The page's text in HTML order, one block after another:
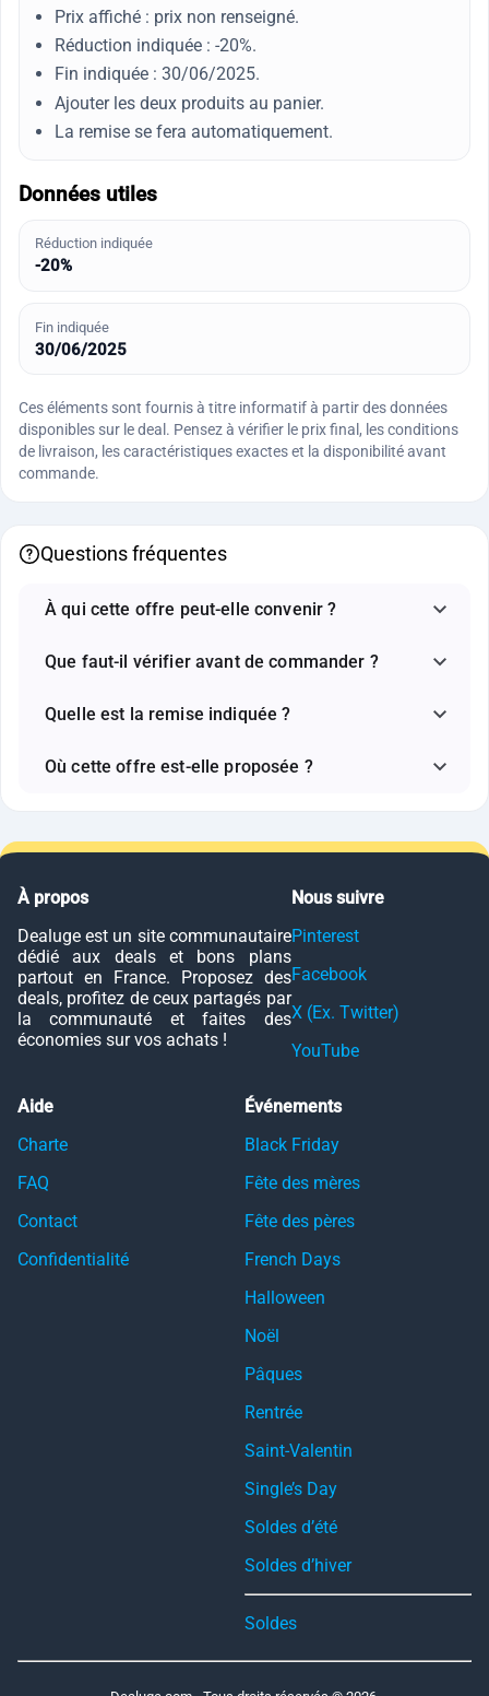
Prix affiché : prix non renseigné.
Réduction indiquée : -20%.
Fin indiquée : 30/06/2025.
Ajouter les deux produits au panier.
La remise se fera automatiquement.
Données utiles
Réduction indiquée
-20%
Fin indiquée
30/06/2025
Ces éléments sont fournis à titre informatif à partir des données
disponibles sur le deal. Pensez à vérifier le prix final, les conditions
de livraison, les caractéristiques exactes et la disponibilité avant
commande.
Questions fréquentes
À qui cette offre peut-elle convenir ?
Que faut-il vérifier avant de commander ?
Quelle est la remise indiquée ?
Où cette offre est-elle proposée ?
À propos
Dealuge est un site communautaire
dédié aux deals et bons plans
partout en France. Proposez des
deals, profitez de ceux partagés par
la communauté et faites des
économies sur vos achats !
Nous suivre
Pinterest
Facebook
X (Ex. Twitter)
YouTube
Aide
Charte
FAQ
Contact
Confidentialité
Événements
Black Friday
Fête des mères
Fête des pères
French Days
Halloween
Noël
Pâques
Rentrée
Saint-Valentin
Single’s Day
Soldes d’été
Soldes d’hiver
Soldes